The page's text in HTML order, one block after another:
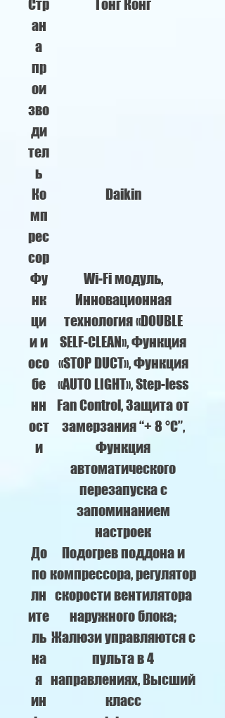
Стр
ан
а
пр
ои
зво
ди
тел
ь
Гонг Конг
Ко
мп
рес
сор
Daikin
Фу
нк
ци
и и
осо
бе
нн
ост
и
Wi-Fi модуль,
Инновационная
технология «DOUBLE
SELF-CLEAN», Функция
«STOP DUCT», Функция
«AUTO LIGHT», Step-less
Fan Control, Защита от
замерзания “+ 8 °C”,
Функция
автоматического
перезапуска с
запоминанием
настроек
До
по
лн
ите
ль
на
я
ин
Подогрев поддона и
компрессора, регулятор
скорости вентилятора
наружного блока;
Жалюзи управляются с
пульта в 4
направлениях, Высший
класс